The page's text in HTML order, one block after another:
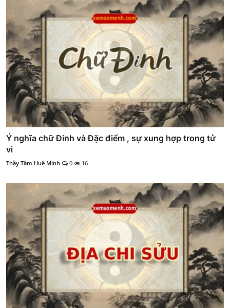
Ý nghĩa chữ Đinh và Đặc điểm , sự xung hợp trong tử
vi
Thầy Tâm Huệ Minh 0 16